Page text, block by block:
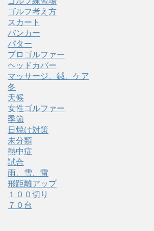
ゴルフ考え方
スカート
バンカー
パター
プロゴルファー
ヘッドカバー
マッサージ、鍼、ケア
冬
天候
女性ゴルファー
季節
日焼け対策
未分類
熱中症
試合
雨、雪、雷
飛距離アップ
１００切り
７０台